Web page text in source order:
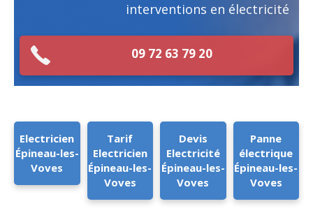
interventions en électricité
09 72 63 79 20
Electricien
Épineau-les-
Voves
Tarif
Electricien
Épineau-les-
Voves
Devis
Electricité
Épineau-les-
Voves
Panne
électrique
Épineau-les-
Voves